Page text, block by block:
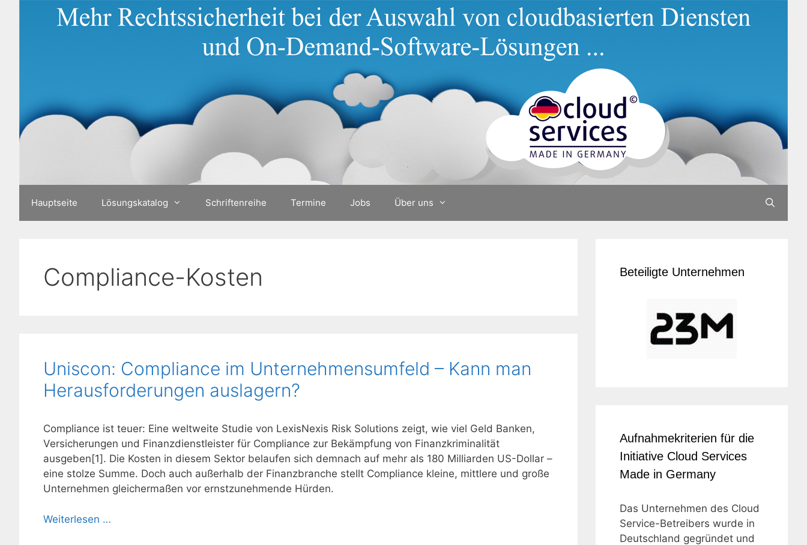
Hauptseite Lösungskatalog Schriftenreihe Termine Jobs Über uns
Compliance-Kosten
Uniscon: Compliance im Unternehmensumfeld – Kann man
Herausforderungen auslagern?
Compliance ist teuer: Eine weltweite Studie von LexisNexis Risk Solutions zeigt, wie viel Geld Banken,
Versicherungen und Finanzdienstleister für Compliance zur Bekämpfung von Finanzkriminalität
ausgeben[1]. Die Kosten in diesem Sektor belaufen sich demnach auf mehr als 180 Milliarden US-Dollar –
eine stolze Summe. Doch auch außerhalb der Finanzbranche stellt Compliance kleine, mittlere und große
Unternehmen gleichermaßen vor ernstzunehmende Hürden.
Weiterlesen …
Beteiligte Unternehmen
Aufnahmekriterien für die
Initiative Cloud Services
Made in Germany
Das Unternehmen des Cloud
Service-Betreibers wurde in
Deutschland gegründet und